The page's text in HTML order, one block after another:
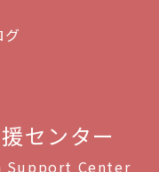
グ
センター
Support Center